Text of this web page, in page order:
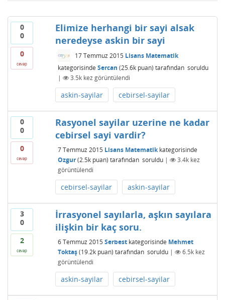
0
0
0
cevap
Elimize herhangi bir sayi alsak
neredeyse askin bir sayi
17 Temmuz 2015 Lisans Matematik
kategorisinde Sercan (25.6kpuan) tarafından soruldu
|
3.5kkez görüntülendi
askin-sayilar cebirsel-sayilar
0
0
0
cevap
Rasyonel sayilar uzerine ne kadar
cebirsel sayi vardir?
7 Temmuz 2015 Lisans Matematikkategorisinde
Ozgur (2.5kpuan) tarafından soruldu | 3.4kkez
görüntülendi
cebirsel-sayilar askin-sayilar
3
0
2
cevap
İrrasyonel sayılarla, aşkın sayılara
ilişkin bir kaç soru.
6 Temmuz 2015 Serbestkategorisinde Mehmet
Toktaş (19.2kpuan) tarafından soruldu | 6.5kkez
görüntülendi
askin-sayilar cebirsel-sayilar